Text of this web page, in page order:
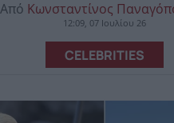
Από Κωνσταντίνος
12:09, 07 Ιουλίου 26
CELEBRITIES